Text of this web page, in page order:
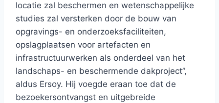
locatie zal beschermen en wetenschappelijke
studies zal versterken door de bouw van
opgravings- en onderzoeksfaciliteiten,
opslagplaatsen voor artefacten en
infrastructuurwerken als onderdeel van het
landschaps- en beschermende dakproject”,
aldus Ersoy. Hij voegde eraan toe dat de
bezoekersontvangst en uitgebreide